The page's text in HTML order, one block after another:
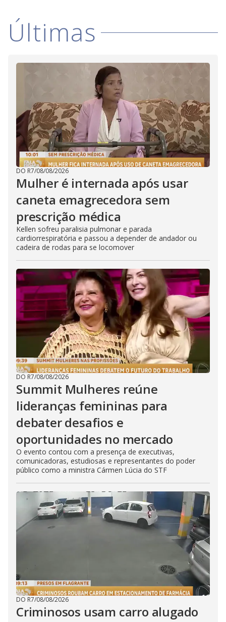
Últimas
DO R7/08/08/2026
Mulher é internada após usar
caneta emagrecedora sem
prescrição médica
Kellen sofreu paralisia pulmonar e parada
cardiorrespiratória e passou a depender de andador ou
cadeira de rodas para se locomover
DO R7/08/08/2026
Summit Mulheres reúne
lideranças femininas para
debater desafios e
oportunidades no mercado
O evento contou com a presença de executivas,
comunicadoras, estudiosas e representantes do poder
público como a ministra Cármen Lúcia do STF
DO R7/08/08/2026
Criminosos usam carro alugado